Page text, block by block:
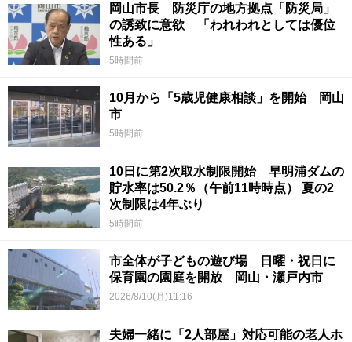
岡山市長 防災庁の地方拠点「防災局」
の誘致に意欲 「われわれとしては優位
性ある」
5時間前
10月から「5歳児健康相談」を開始 岡山
市
5時間前
10日に第2次取水制限開始 早明浦ダムの
貯水率は50.2％（午前11時時点） 夏の2
次制限は4年ぶり
5時間前
市全体が子どもの遊び場 日曜・祝日に
保育園の園庭を開放 岡山・瀬戸内市
2026/8/10(月)11:16
夫婦一緒に「2人部屋」対応可能の老人ホ